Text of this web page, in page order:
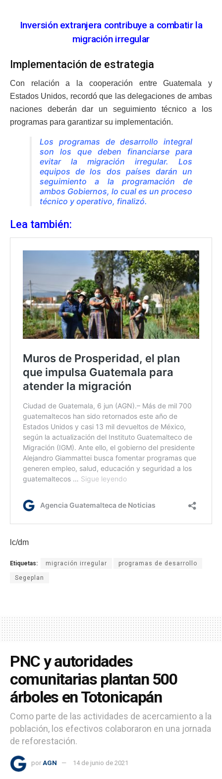
Inversión extranjera contribuye a combatir la
migración irregular
Implementación de estrategia
Con relación a la cooperación entre Guatemala y
Estados Unidos, recordó que las delegaciones de ambas
naciones deberán dar un seguimiento técnico a los
programas para garantizar su implementación.
Los programas de desarrollo integral
son los que deben financiarse para
evitar la migración irregular. Los
equipos de los dos países darán un
seguimiento a la programación de
ambos Gobiernos, lo cual es un proceso
técnico y operativo, finalizó.
Lea también:
lc/dm
Etiquetas: migración irregular programas de desarrollo
Segeplan
PNC y autoridades
comunitarias plantan 500
árboles en Totonicapán
Como parte de las actividades de acercamiento a la
población, los efectivos colaboraron en una jornada
de reforestación.
por AGN 14 de junio de 2021